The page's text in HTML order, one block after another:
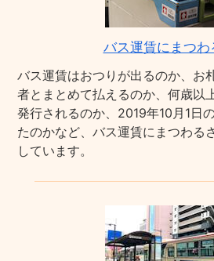
バス運賃にまつわ
バス運賃はおつりが出るのか、お
者とまとめて払えるのか、何歳以
発行されるのか、2019年10月1日
たのかなど、バス運賃にまつわる
しています。